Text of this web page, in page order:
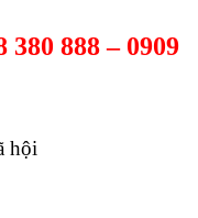
380 888 – 0909
hội